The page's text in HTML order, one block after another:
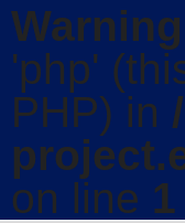
Warning
'php'
PHP) in
on line 1